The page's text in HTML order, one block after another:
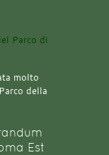
molto
della
Est